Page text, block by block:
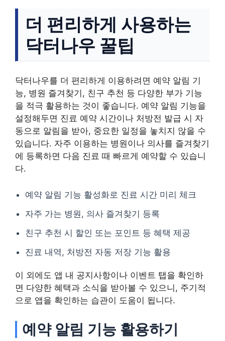
더 편리하게 사용하는
닥터나우 꿀팁
닥터나우를 더 편리하게 이용하려면 예약 알림 기
능, 병원 즐겨찾기, 친구 추천 등 다양한 부가 기능
을 적극 활용하는 것이 좋습니다. 예약 알림 기능을
설정해두면 진료 예약 시간이나 처방전 발급 시 자
동으로 알림을 받아, 중요한 일정을 놓치지 않을 수
있습니다. 자주 이용하는 병원이나 의사를 즐겨찾기
에 등록하면 다음 진료 때 빠르게 예약할 수 있습니
다.
예약 알림 기능 활성화로 진료 시간 미리 체크
자주 가는 병원, 의사 즐겨찾기 등록
친구 추천 시 할인 또는 포인트 등 혜택 제공
진료 내역, 처방전 자동 저장 기능 활용
이 외에도 앱 내 공지사항이나 이벤트 탭을 확인하
면 다양한 혜택과 소식을 받아볼 수 있으니, 주기적
으로 앱을 확인하는 습관이 도움이 됩니다.
예약 알림 기능 활용하기